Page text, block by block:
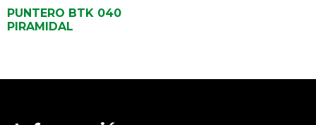
PUNTERO BTK 040
PIRAMIDAL